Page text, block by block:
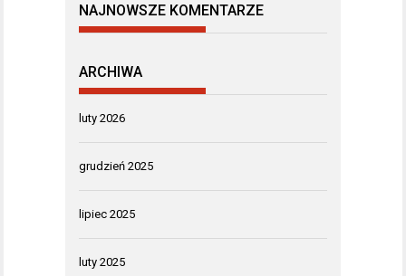
NAJNOWSZE KOMENTARZE
ARCHIWA
luty 2026
grudzień 2025
lipiec 2025
luty 2025